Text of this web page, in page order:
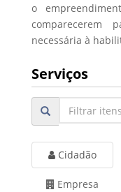
o
comparecerem
necessária à
Serviços
Cidadão
Empresa